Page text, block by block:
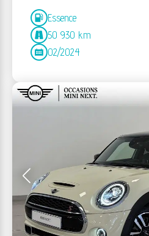
Essence
50 930 km
02/2024